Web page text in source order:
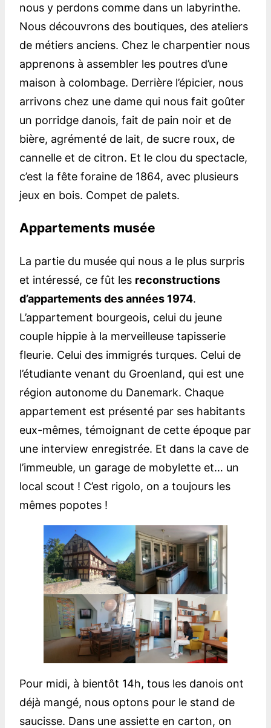
nous y perdons comme dans un labyrinthe.
Nous découvrons des boutiques, des ateliers
de métiers anciens. Chez le charpentier nous
apprenons à assembler les poutres d’une
maison à colombage. Derrière l’épicier, nous
arrivons chez une dame qui nous fait goûter
un porridge danois, fait de pain noir et de
bière, agrémenté de lait, de sucre roux, de
cannelle et de citron. Et le clou du spectacle,
c’est la fête foraine de 1864, avec plusieurs
jeux en bois. Compet de palets.
Appartements musée
La partie du musée qui nous a le plus surpris
et intéressé, ce fût les reconstructions
d’appartements des années 1974.
L’appartement bourgeois, celui du jeune
couple hippie à la merveilleuse tapisserie
fleurie. Celui des immigrés turques. Celui de
l’étudiante venant du Groenland, qui est une
région autonome du Danemark. Chaque
appartement est présenté par ses habitants
eux-mêmes, témoignant de cette époque par
une interview enregistrée. Et dans la cave de
l’immeuble, un garage de mobylette et… un
local scout ! C’est rigolo, on a toujours les
mêmes popotes !
Pour midi, à bientôt 14h, tous les danois ont
déjà mangé, nous optons pour le stand de
saucisse. Dans une assiette en carton, on